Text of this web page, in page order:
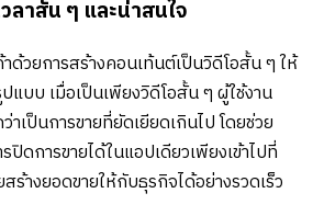
ลาสั้น ๆ และน่าสนใจ
วยการสร้างคอนเท้นต์เป็นวิดีโอสั้น ๆ ให้
แบบ เมื่อเป็นเพียงวิดีโอสั้น ๆ ผู้ใช้งาน
เป็นการขายที่ยัดเยียดเกินไป โดยช่วย
ปิดการขายได้ในแอปเดียวเพียงเข้าไปที่
ร้างยอดขายให้กับธุรกิจได้อย่างรวดเร็ว